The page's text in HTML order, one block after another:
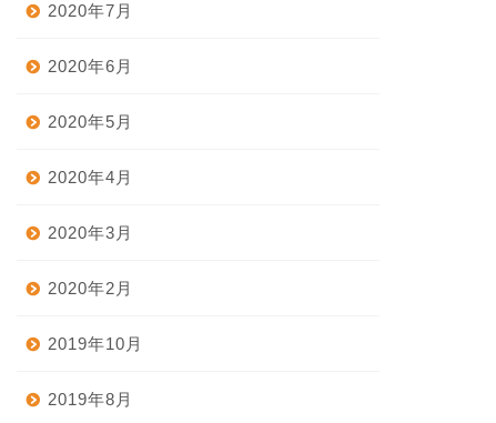
2020年7月
2020年6月
2020年5月
2020年4月
2020年3月
2020年2月
2019年10月
2019年8月